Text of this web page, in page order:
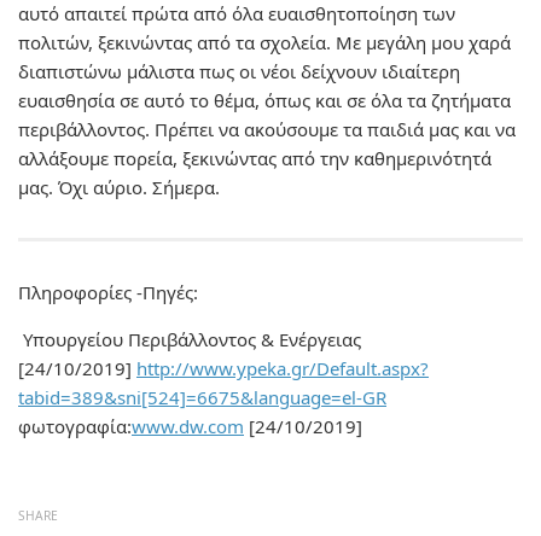
αυτό απαιτεί πρώτα από όλα ευαισθητοποίηση των
πολιτών, ξεκινώντας από τα σχολεία. Με μεγάλη μου χαρά
διαπιστώνω μάλιστα πως οι νέοι δείχνουν ιδιαίτερη
ευαισθησία σε αυτό το θέμα, όπως και σε όλα τα ζητήματα
περιβάλλοντος. Πρέπει να ακούσουμε τα παιδιά μας και να
αλλάξουμε πορεία, ξεκινώντας από την καθημερινότητά
μας. Όχι αύριο. Σήμερα.
Πληροφορίες -Πηγές:
Υπουργείου Περιβάλλοντος & Ενέργειας
[24/10/2019] http://www.ypeka.gr/Default.aspx?
tabid=389&sni[524]=6675&language=el-GR
φωτογραφία:www.dw.com [24/10/2019]
SHARE